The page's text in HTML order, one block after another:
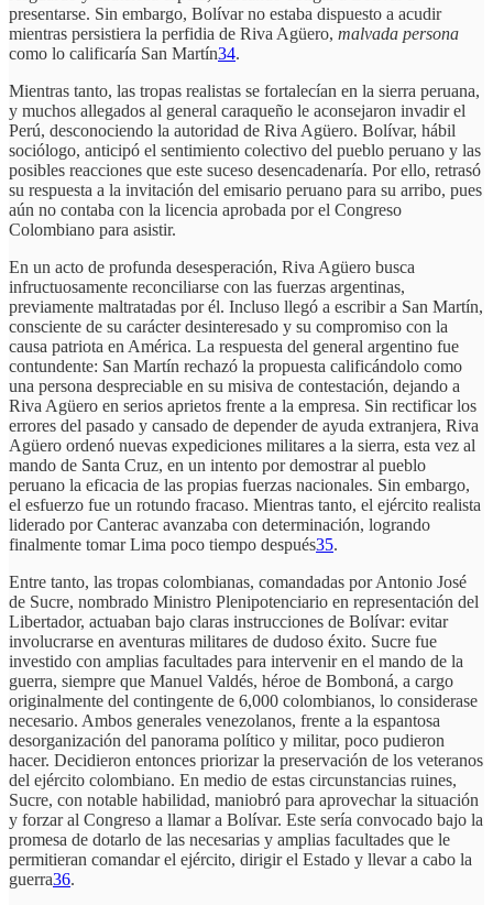
presentarse. Sin embargo, Bolívar no estaba dispuesto a acudir
mientras persistiera la perfidia de Riva Agüero, malvada persona
como lo calificaría San Martín34.
Mientras tanto, las tropas realistas se fortalecían en la sierra peruana,
y muchos allegados al general caraqueño le aconsejaron invadir el
Perú, desconociendo la autoridad de Riva Agüero. Bolívar, hábil
sociólogo, anticipó el sentimiento colectivo del pueblo peruano y las
posibles reacciones que este suceso desencadenaría. Por ello, retrasó
su respuesta a la invitación del emisario peruano para su arribo, pues
aún no contaba con la licencia aprobada por el Congreso
Colombiano para asistir.
En un acto de profunda desesperación, Riva Agüero busca
infructuosamente reconciliarse con las fuerzas argentinas,
previamente maltratadas por él. Incluso llegó a escribir a San Martín,
consciente de su carácter desinteresado y su compromiso con la
causa patriota en América. La respuesta del general argentino fue
contundente: San Martín rechazó la propuesta calificándolo como
una persona despreciable en su misiva de contestación, dejando a
Riva Agüero en serios aprietos frente a la empresa. Sin rectificar los
errores del pasado y cansado de depender de ayuda extranjera, Riva
Agüero ordenó nuevas expediciones militares a la sierra, esta vez al
mando de Santa Cruz, en un intento por demostrar al pueblo
peruano la eficacia de las propias fuerzas nacionales. Sin embargo,
el esfuerzo fue un rotundo fracaso. Mientras tanto, el ejército realista
liderado por Canterac avanzaba con determinación, logrando
finalmente tomar Lima poco tiempo después35.
Entre tanto, las tropas colombianas, comandadas por Antonio José
de Sucre, nombrado Ministro Plenipotenciario en representación del
Libertador, actuaban bajo claras instrucciones de Bolívar: evitar
involucrarse en aventuras militares de dudoso éxito. Sucre fue
investido con amplias facultades para intervenir en el mando de la
guerra, siempre que Manuel Valdés, héroe de Bomboná, a cargo
originalmente del contingente de 6,000 colombianos, lo considerase
necesario. Ambos generales venezolanos, frente a la espantosa
desorganización del panorama político y militar, poco pudieron
hacer. Decidieron entonces priorizar la preservación de los veteranos
del ejército colombiano. En medio de estas circunstancias ruines,
Sucre, con notable habilidad, maniobró para aprovechar la situación
y forzar al Congreso a llamar a Bolívar. Este sería convocado bajo la
promesa de dotarlo de las necesarias y amplias facultades que le
permitieran comandar el ejército, dirigir el Estado y llevar a cabo la
guerra36.